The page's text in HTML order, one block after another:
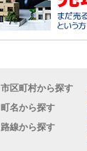
市区町村から探す
町名から探す
路線から探す